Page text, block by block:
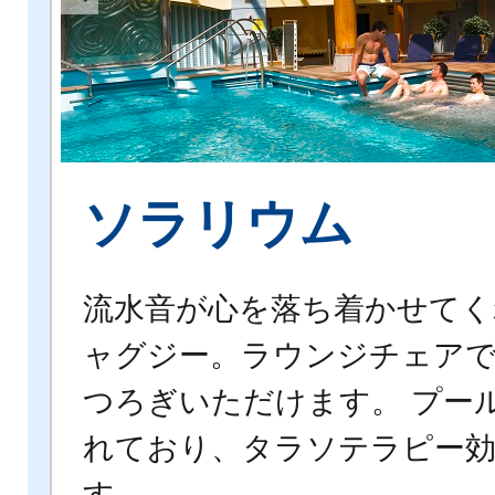
ソラリウム
流水音が心を落ち着かせて
ャグジー。ラウンジチェア
つろぎいただけます。 プー
れており、タラソテラピー